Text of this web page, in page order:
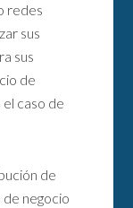
redes
sus
sus
de
caso de
de
negocio